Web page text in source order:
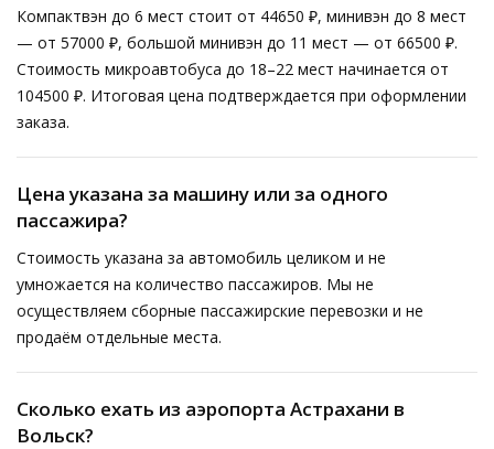
Компактвэн до 6 мест стоит от 44650 ₽, минивэн до 8 мест
— от 57000 ₽, большой минивэн до 11 мест — от 66500 ₽.
Стоимость микроавтобуса до 18–22 мест начинается от
104500 ₽. Итоговая цена подтверждается при оформлении
заказа.
Цена указана за машину или за одного
пассажира?
Стоимость указана за автомобиль целиком и не
умножается на количество пассажиров. Мы не
осуществляем сборные пассажирские перевозки и не
продаём отдельные места.
Сколько ехать из аэропорта Астрахани в
Вольск?